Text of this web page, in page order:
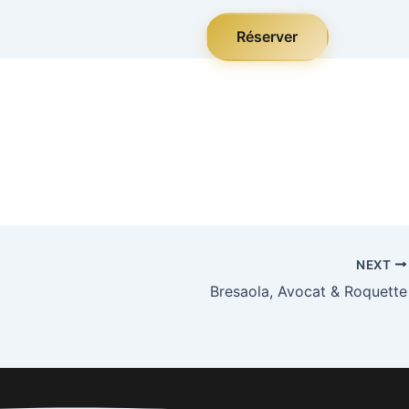
Réserver
NEXT
Bresaola, Avocat & Roquette